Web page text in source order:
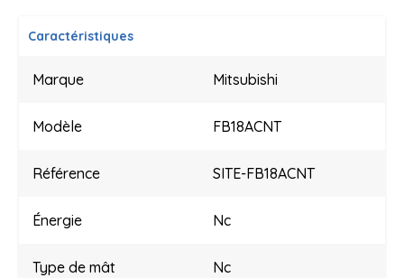
Caractéristiques
Marque Mitsubishi
Modèle FB18ACNT
Référence SITE-FB18ACNT
Énergie Nc
Type de mât Nc